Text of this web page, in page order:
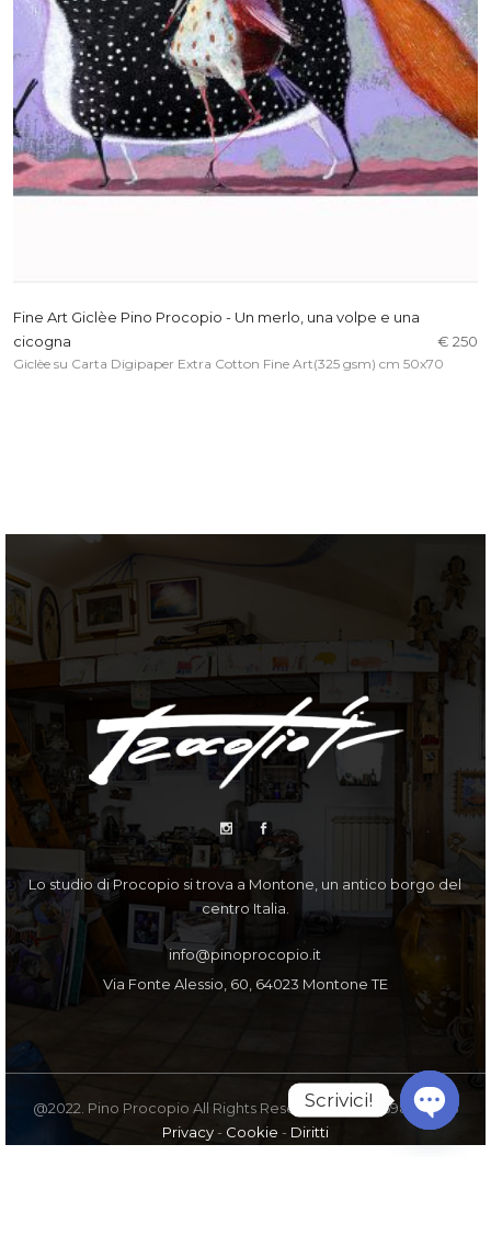
Fine Art Giclèe Pino Procopio - Un merlo, una volpe e una
cicogna
€ 250
Giclèe su Carta Digipaper Extra Cotton Fine Art(325 gsm) cm 50x70
Lo studio di Procopio si trova a Montone, un antico borgo del
centro Italia.
info@pinoprocopio.it
Via Fonte Alessio, 60, 64023 Montone TE
@2022. Pino Procopio All Rights Reserved. PI IT00598770675
Privacy- Cookie - Diritti
Scrivici!